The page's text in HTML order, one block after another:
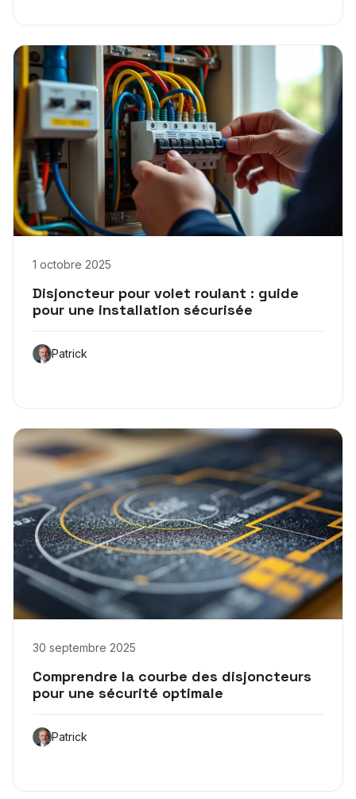
1 octobre 2025
Disjoncteur pour volet roulant : guide
pour une installation sécurisée
Patrick
30 septembre 2025
Comprendre la courbe des disjoncteurs
pour une sécurité optimale
Patrick